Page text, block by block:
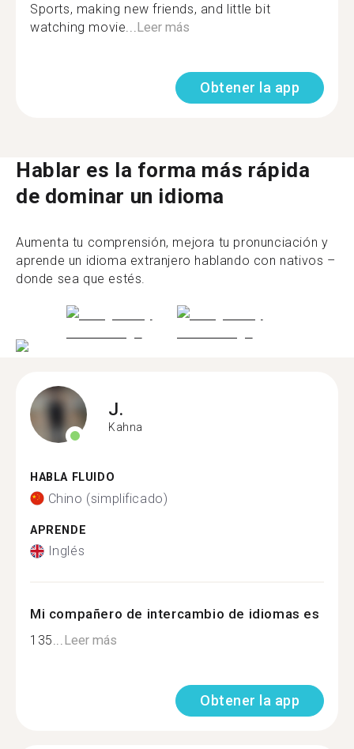
Sports, making new friends, and little bit
watching movie... Leer más
Obtener la app
Hablar es la forma más rápida
de dominar un idioma
Aumenta tu comprensión, mejora tu pronunciación y
aprende un idioma extranjero hablando con nativos –
donde sea que estés.
J.
Kahna
HABLA FLUIDO
Chino (simplificado)
APRENDE
Inglés
Mi compañero de intercambio de idiomas es
135...Leer más
Obtener la app